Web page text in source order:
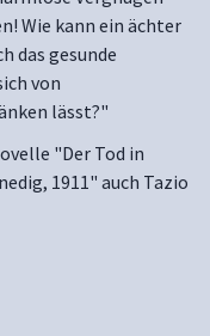
Wie kann ein ächter
das gesunde
von
lässt?"
"Der Tod in
1911" auch Tazio